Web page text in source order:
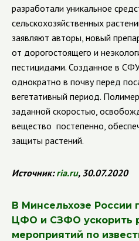
разработали уникальное
сельскохозяйственных
заявляют авторы, новый
от дорогостоящего и
пестицидами. Созданное в
однократно в почву перед
вегетативный период.
заданной скоростью,
вещество постепенно,
защиты растений.
Источник:ria.ru, 30.07.2020
В Минсельхозе России
ЦФО и СЗФО ускорить
мероприятий по